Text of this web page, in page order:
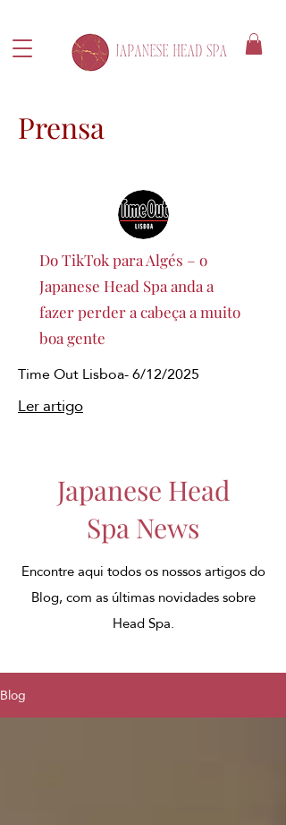
Prensa
Do TikTok para Algés – o
Japanese Head Spa anda a
fazer perder a cabeça a muito
boa gente
Time Out Lisboa- 6/12/2025
Ler artigo
Japanese Head
Spa News
Encontre aqui todos os nossos artigos do
Blog, com as últimas novidades sobre
Head Spa.
Blog